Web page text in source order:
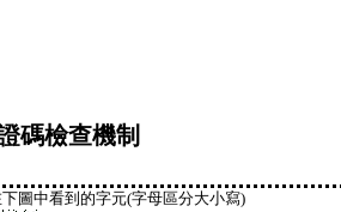
碼檢查機制
圖中看到的字元(字母區分大小寫)